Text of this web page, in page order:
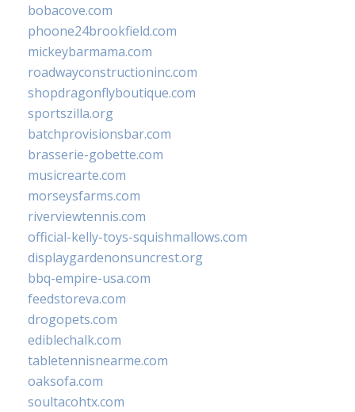
bobacove.com
phoone24brookfield.com
mickeybarmama.com
roadwayconstructioninc.com
shopdragonflyboutique.com
sportszilla.org
batchprovisionsbar.com
brasserie-gobette.com
musicrearte.com
morseysfarms.com
riverviewtennis.com
official-kelly-toys-squishmallows.com
displaygardenonsuncrest.org
bbq-empire-usa.com
feedstoreva.com
drogopets.com
ediblechalk.com
tabletennisnearme.com
oaksofa.com
soultacohtx.com